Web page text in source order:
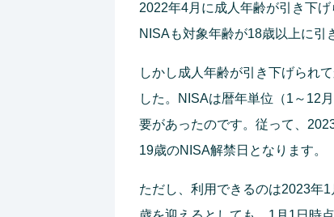
2022年4月に成人年齢が引き下
NISAも対象年齢が18歳以上に引
しかし成人年齢が引き下げられ
した。NISAは暦年単位（1～12
要があったのです。従って、
19歳のNISA解禁日となります。
ただし、利用できるのは2023年